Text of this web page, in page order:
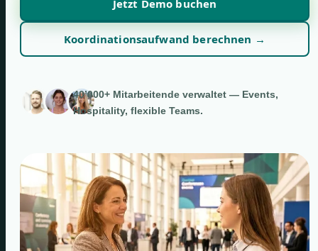
Jetzt Demo buchen
Koordinationsaufwand berechnen →
40’000+ Mitarbeitende verwaltet — Events,
Hospitality, flexible Teams.